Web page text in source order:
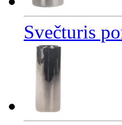
Svečturis